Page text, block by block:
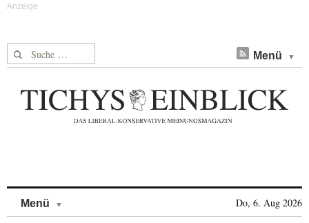
Suche nach: Menü
Menü Do, 6. Aug 2026